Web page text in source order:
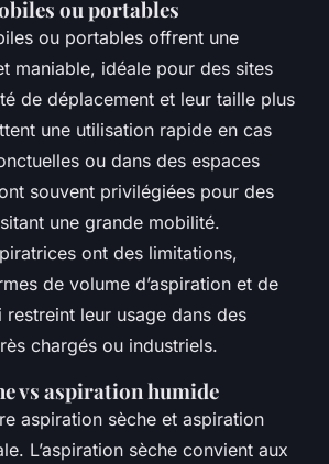
ou portables
ou portables offrent une
maniable, idéale pour des sites
de déplacement et leur taille plus
une utilisation rapide en cas
ou dans des espaces
souvent privilégiées pour des
une grande mobilité.
ont des limitations,
de volume d’aspiration et de
restreint leur usage dans des
chargés ou industriels.
vs aspiration humide
aspiration sèche et aspiration
L’aspiration sèche convient aux